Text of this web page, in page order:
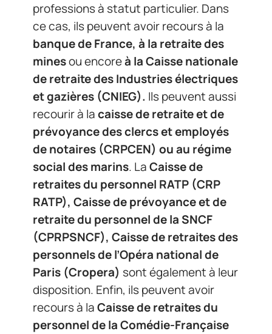
professions à statut particulier. Dans
ce cas, ils peuvent avoir recours à la
banque de France, à la retraite des
minesou encoreà la Caisse nationale
de retraite des Industries électriques
et gazières (CNIEG). Ils peuvent aussi
recourir à lacaisse de retraite et de
prévoyance des clercs et employés
de notaires (CRPCEN) ou au régime
social des marins. LaCaisse de
retraites du personnel RATP (CRP
RATP), Caisse de prévoyance et de
retraite du personnel de la SNCF
(CPRPSNCF), Caisse de retraites des
personnels de l’Opéra national de
Paris (Cropera) sont également à leur
disposition. Enfin, ils peuvent avoir
recours à laCaisse de retraites du
personnel de la Comédie-Française